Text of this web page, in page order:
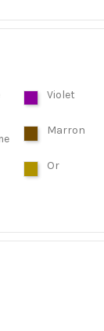
Violet
Marron
Or